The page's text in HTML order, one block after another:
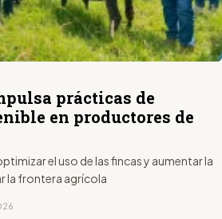
prácticas de
en productores de
el uso de las fincas y aumentar la
la frontera agrícola